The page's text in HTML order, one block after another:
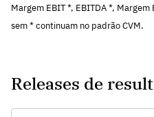
Margem EBIT *, EBITDA *,
sem * continuam no padrão CVM.
Releases de